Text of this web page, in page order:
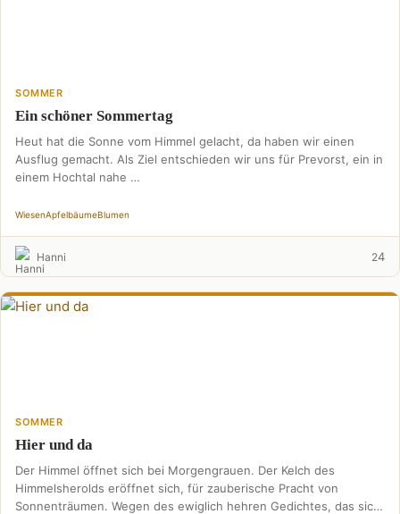
SOMMER
Ein schöner Sommertag
Heut hat die Sonne vom Himmel gelacht, da haben wir einen
Ausflug gemacht. Als Ziel entschieden wir uns für Prevorst, ein in
einem Hochtal nahe …
WiesenApfelbäumeBlumen
Hanni 24
SOMMER
Hier und da
Der Himmel öffnet sich bei Morgengrauen. Der Kelch des
Himmelsherolds eröffnet sich, für zauberische Pracht von
Sonnenträumen. Wegen des ewiglich hehren Gedichtes, das sich